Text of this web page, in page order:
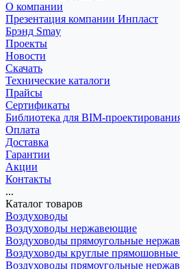
О компании
Презентация компании Инпласт
Брэнд Smay
Проекты
Новости
Скачать
Технические каталоги
Прайсы
Сертификаты
Библиотека для BIM-
Оплата
Доставка
Гарантии
Акции
Контакты
...
Каталог товаров
Воздуховоды
Воздуховоды нержавеющие
Воздуховоды прямоугольные
Воздуховоды круглые
Воздуховоды прямоугольные